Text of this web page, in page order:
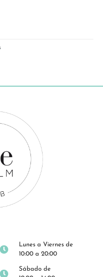
Lunes a Viernes de
10:00 a 20:00
Sábado de